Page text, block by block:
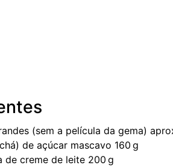
(sem a película da gema)
de açúcar mascavo 160 g
de creme de leite 200 g